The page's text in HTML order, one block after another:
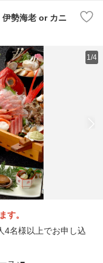
伊勢海老 or カニ
1/4
す。
4名様以上でお申し込